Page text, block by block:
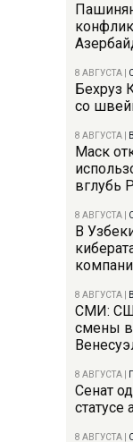
8 АВГУСТА
Бехруз
со
8 АВГУСТА
Маск
вглубь
8 АВГУСТА
В
8 АВГУСТА
СМИ:
смены
8 АВГУСТА
Сенат
статусе
8 АВГУСТА